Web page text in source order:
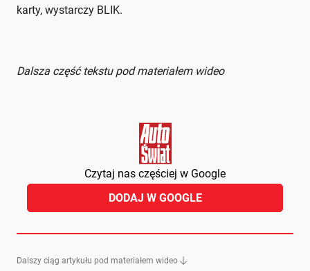
karty, wystarczy BLIK.
Dalsza część tekstu pod materiałem wideo
Czytaj nas częściej w Google
DODAJ W GOOGLE
Dalszy ciąg artykułu pod materiałem wideo